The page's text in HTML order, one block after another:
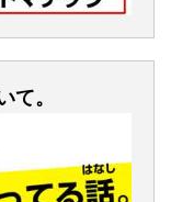
て。